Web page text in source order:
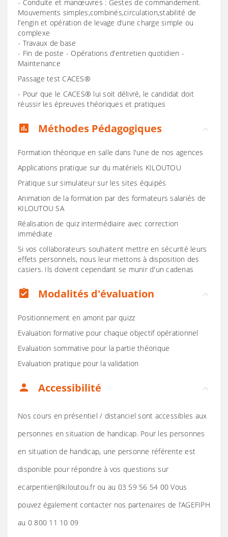
- Conduite et manœuvres : Gestes de commandement.
Mouvements simples,combinés,circulation,stabilité de
l’engin et opération de levage d’une charge simple ou
complexe
- Travaux de base
- Fin de poste - Opérations d’entretien quotidien -
Maintenance
Passage test CACES®
- Pour que le CACES® lui soit délivré, le candidat doit
réussir les épreuves théoriques et pratiques
assessment Méthodes Pédagogiques
Formation théorique en salle dans l'une de nos agences
Applications pratique sur du matériels KILOUTOU
Pratique sur simulateur sur les sites équipés
Animation de la formation par des formateurs salariés de
KILOUTOU SA
Réalisation de quiz intermédiaire avec correction
immédiate
Si vos collaborateurs souhaitent mettre en sécurité leurs
effets personnels, nous leur mettons à disposition des
casiers. Ils doivent cependant se munir d'un cadenas
assignment_turned_in Modalités d'évaluation
Positionnement en amont par quizz
Evaluation formative pour chaque objectif opérationnel
Evaluation sommative pour la partie théorique
Evaluation pratique pour la validation
person Accessibilité
Nos cours en présentiel / distanciel sont accessibles aux
personnes en situation de handicap. Pour les personnes
en situation de handicap, une personne référente est
disponible pour répondre à vos questions sur
ecarpentier@kiloutou.fr ou au 03 59 56 54 00 Vous
pouvez également contacter nos partenaires de l’AGEFIPH
au 0 800 11 10 09